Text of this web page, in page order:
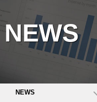
NEWS
NEWS